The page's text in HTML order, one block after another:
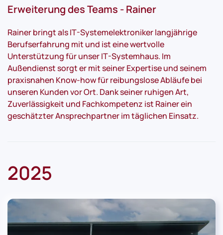
Erweiterung des Teams - Rainer
Rainer bringt als IT-Systemelektroniker langjährige
Berufserfahrung mit und ist eine wertvolle
Unterstützung für unser IT-Systemhaus. Im
Außendienst sorgt er mit seiner Expertise und seinem
praxisnahen Know-how für reibungslose Abläufe bei
unseren Kunden vor Ort. Dank seiner ruhigen Art,
Zuverlässigkeit und Fachkompetenz ist Rainer ein
geschätzter Ansprechpartner im täglichen Einsatz.
2025